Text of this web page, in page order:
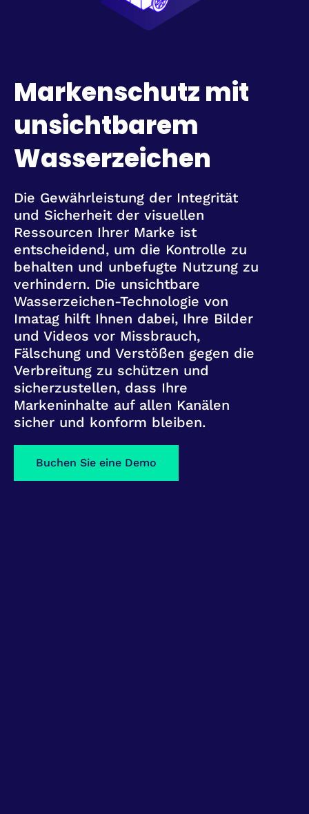
Markenschutz mit
unsichtbarem
Wasserzeichen
Die Gewährleistung der Integrität
und Sicherheit der visuellen
Ressourcen Ihrer Marke ist
entscheidend, um die Kontrolle zu
behalten und unbefugte Nutzung zu
verhindern. Die unsichtbare
Wasserzeichen-Technologie von
Imatag hilft Ihnen dabei, Ihre Bilder
und Videos vor Missbrauch,
Fälschung und Verstößen gegen die
Verbreitung zu schützen und
sicherzustellen, dass Ihre
Markeninhalte auf allen Kanälen
sicher und konform bleiben.
Buchen Sie eine Demo